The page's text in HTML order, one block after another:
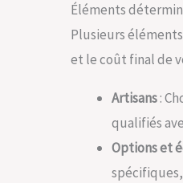
Éléments
Plusieurs
et le coût final de
Artisans:
qualifiés
Options et